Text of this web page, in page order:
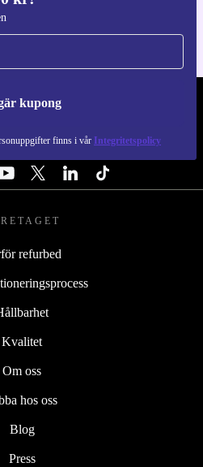
kupong
finns i vår Integritetspolicy
- RETHINK NEW.
OSS
refurbed
Kvalitet
Om oss
hos oss
Blog
Press